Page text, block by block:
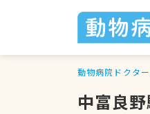
動物病院ドクタ
中富良